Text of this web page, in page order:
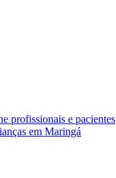
profissionais e pacientes
em Maringá